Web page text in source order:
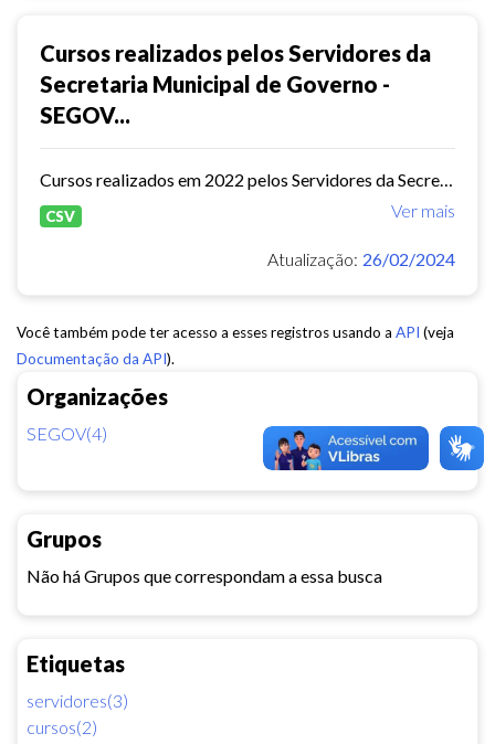
Organizações
SEGOV(4)
Grupos
Não há Grupos que correspondam a essa busca
Etiquetas
servidores(3)
cursos(2)
Cursos realizados pelos Servidores da
Secretaria Municipal de Governo -
SEGOV...
Ver mais
CSV
Atualização: 26/02/2024
Você também pode ter acesso a esses registros usando a API (veja
Documentação da API).